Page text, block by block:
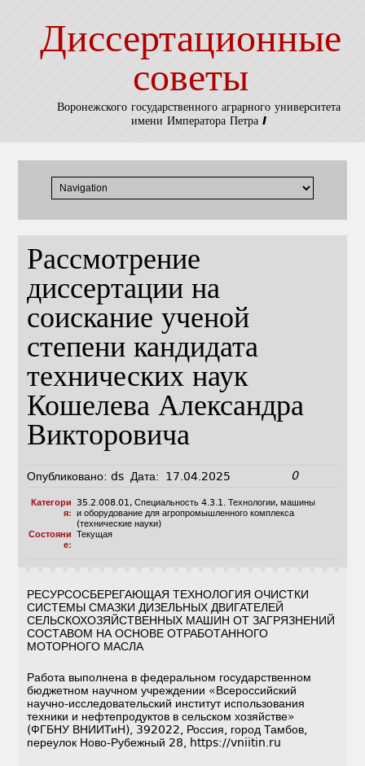
Диссертационные
советы
Воронежского государственного аграрного университета
имени Императора Петра I
Рассмотрение
диссертации на
соискание ученой
степени кандидата
технических наук
Кошелева Александра
Викторовича
Опубликовано: ds Дата: 17.04.2025 0
Категори
я:
35.2.008.01, Специальность 4.3.1. Технологии, машины
и оборудование для агропромышленного комплекса
(технические науки)
Состояни
е:
Текущая
РЕСУРСОСБЕРЕГАЮЩАЯ ТЕХНОЛОГИЯ ОЧИСТКИ
СИСТЕМЫ СМАЗКИ ДИЗЕЛЬНЫХ ДВИГАТЕЛЕЙ
СЕЛЬСКОХОЗЯЙСТВЕННЫХ МАШИН ОТ ЗАГРЯЗНЕНИЙ
СОСТАВОМ НА ОСНОВЕ ОТРАБОТАННОГО
МОТОРНОГО МАСЛА
Работа выполнена в федеральном государственном
бюджетном научном учреждении «Всероссийский
научно-исследовательский институт использования
техники и нефтепродуктов в сельском хозяйстве»
(ФГБНУ ВНИИТиН), 392022, Россия, город Тамбов,
переулок Ново-Рубежный 28, https://vniitin.ru